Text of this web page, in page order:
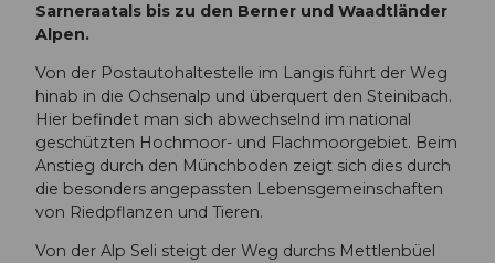
Sarneraatals bis zu den Berner und Waadtländer
Alpen.
Von der Postautohaltestelle im Langis führt der Weg
hinab in die Ochsenalp und überquert den Steinibach.
Hier befindet man sich abwechselnd im national
geschützten Hochmoor- und Flachmoorgebiet. Beim
Anstieg durch den Münchboden zeigt sich dies durch
die besonders angepassten Lebensgemeinschaften
von Riedpflanzen und Tieren.
Von der Alp Seli steigt der Weg durchs Mettlenbüel